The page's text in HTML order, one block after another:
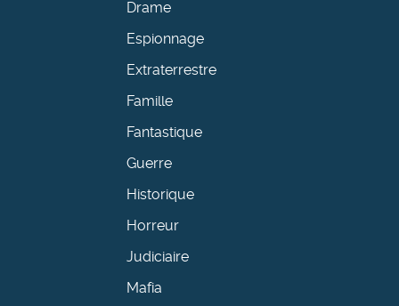
Drame
Espionnage
Extraterrestre
Famille
Fantastique
Guerre
Historique
Horreur
Judiciaire
Mafia